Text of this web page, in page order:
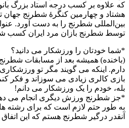
هشتاد و چهارمین کنگرهٔ شطرنج جهان
بین‌المللی شطرنج را به دست آورد.
توسط شطرنج بازان مرد ایران کسب
*شما خودتان را ورزشکار می دانید؟
(باخنده) همیشه بعد از مسابقات شطرنج
دارم. اینکه می گویند مگر تو
بازی کالری زیادی می سوزاند و فکر
بله، خودم را یک ورزشکار می دانم!
*جز شطرنج ورزش دیگری انجام می
به طور حتم لازم است که برای رشته
آنقدر درگیر شطرنج هستم که این